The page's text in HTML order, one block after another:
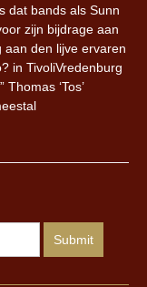
dat bands als Sunn
zijn bijdrage aan
aan den lijve ervaren
in TivoliVredenburg
‘Tos’